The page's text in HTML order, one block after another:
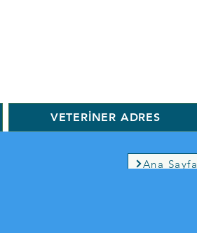
VETERİNER ADRES
Ana Sayfa